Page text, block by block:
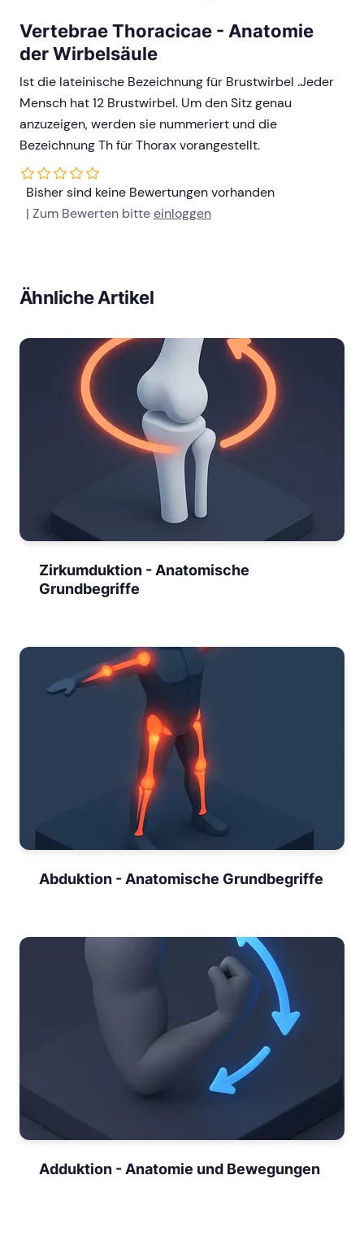
Vertebrae Thoracicae - Anatomie
der Wirbelsäule
Ist die lateinische Bezeichnung für Brustwirbel .Jeder
Mensch hat 12 Brustwirbel. Um den Sitz genau
anzuzeigen, werden sie nummeriert und die
Bezeichnung Th für Thorax vorangestellt.
Bisher sind keine Bewertungen vorhanden
| Zum Bewerten bitteeinloggen
Ähnliche Artikel
Zirkumduktion - Anatomische
Grundbegriffe
Abduktion - Anatomische Grundbegriffe
Adduktion - Anatomie und Bewegungen